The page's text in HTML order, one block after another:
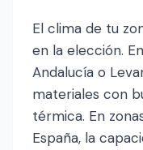
El clima de tu
en la elección.
Andalucía o
materiales con
térmica. En
España, la